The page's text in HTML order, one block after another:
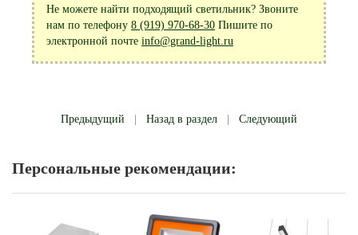
Не можете найти подходящий светильник? Звоните
нам по телефону 8 (919) 970-68-30 Пишите по
электронной почте info@grand-light.ru
Предыдущий Назад в раздел Следующий
Персональные рекомендации: